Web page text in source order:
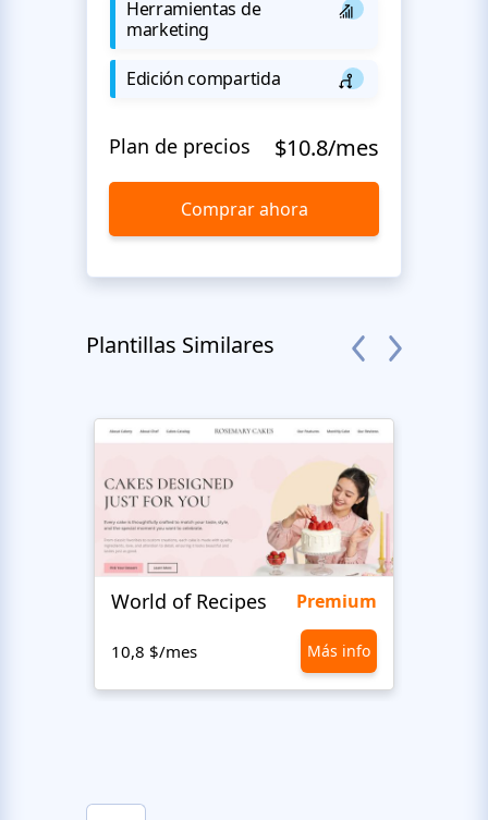
Herramientas de
marketing
Edición compartida
Plan de precios $10.8/mes
Comprar ahora
Plantillas Similares
World of Recipes Premium
10,8 $/mes Más info